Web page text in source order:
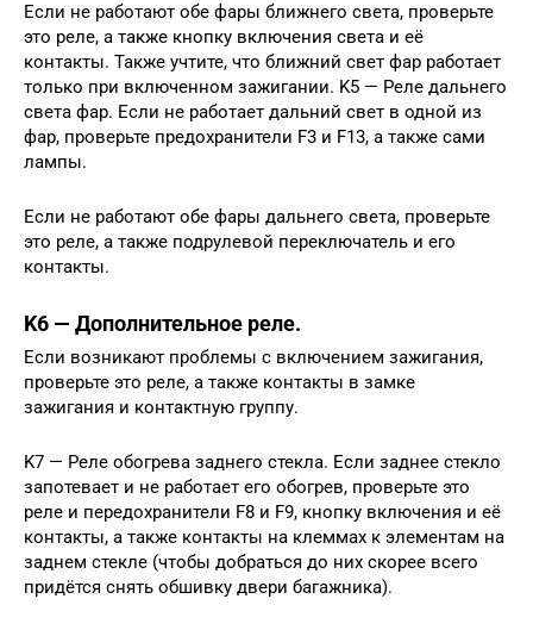
Если не работают обе фары ближнего света, проверьте
это реле, а также кнопку включения света и её
контакты. Также учтите, что ближний свет фар работает
только при включенном зажигании. K5 — Реле дальнего
света фар. Если не работает дальний свет в одной из
фар, проверьте предохранители F3 и F13, а также сами
лампы.
Если не работают обе фары дальнего света, проверьте
это реле, а также подрулевой переключатель и его
контакты.
K6 — Дополнительное реле.
Если возникают проблемы с включением зажигания,
проверьте это реле, а также контакты в замке
зажигания и контактную группу.
K7 — Реле обогрева заднего стекла. Если заднее стекло
запотевает и не работает его обогрев, проверьте это
реле и передохранители F8 и F9, кнопку включения и её
контакты, а также контакты на клеммах к элементам на
заднем стекле (чтобы добраться до них скорее всего
придётся снять обшивку двери багажника).